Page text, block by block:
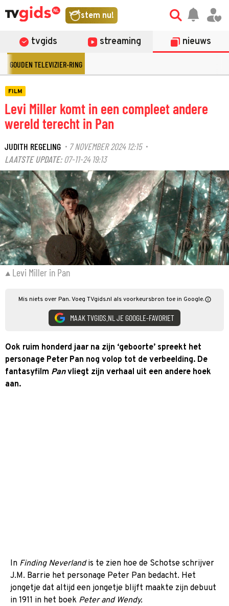
stem nu!
tvgids streaming nieuws
GOUDEN TELEVIZIER-RING
FILM
Levi Miller komt in een compleet andere
wereld terecht in Pan
JUDITH REGELING · 7 NOVEMBER 2024 12:15·
LAATSTE UPDATE: 07-11-24 19:13
©
Levi Miller in Pan
Mis niets over Pan. Voeg TVgids.nl als voorkeursbron toe in Google.
MAAK TVGIDS.NL JE GOOGLE-FAVORIET
Ook ruim honderd jaar na zijn ‘geboorte’ spreekt het
personage Peter Pan nog volop tot de verbeelding. De
fantasyfilm Panvliegt zijn verhaal uit een andere hoek
aan.
In Finding Neverlandis te zien hoe de Schotse schrijver
J.M. Barrie het personage Peter Pan bedacht. Het
jongetje dat altijd een jongetje blijft maakte zijn debuut
in 1911 in het boek Peter and Wendy.